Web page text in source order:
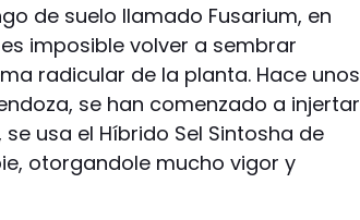
de suelo llamado Fusarium, en
imposible volver a sembrar
radicular de la planta. Hace unos
se han comenzado a injertar
usa el Híbrido Sel Sintosha de
otorgandole mucho vigor y